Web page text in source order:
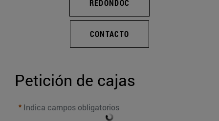
REDONDOC
CONTACTO
Petición de cajas
Indica campos obligatorios